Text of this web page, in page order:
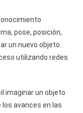
pose, posición,
un nuevo objeto.
utilizando redes
imaginar un objeto
avances en las